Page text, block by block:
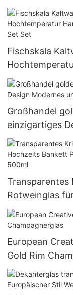
Fischskala
Wasserbecher
Großhandel
einzigartiges
Edelstahl-
Transparentes
Rotweinglas
Persönlichkeit
European
Gold Rim